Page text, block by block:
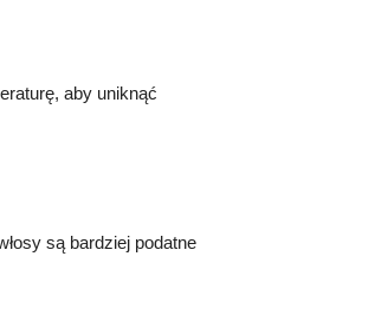
aby uniknąć
są bardziej podatne